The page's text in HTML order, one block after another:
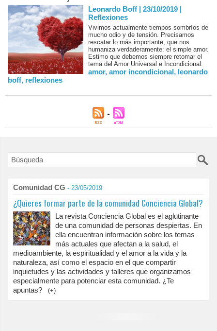
Leonardo Boff | 23/10/2019 |
Reflexiones
Vivimos actualmente tiempos sombríos de
mucho odio y de tensión. Precisamos
rescatar lo más importante, que nos
humaniza verdaderamente: el simple amor.
Estimo que debemos siempre retomar el
tema del Amor Universal e Incondicional.
amor,amor incondicional, leonardo
boff, reflexiones
Comunidad CG - 23/05/2019
¿Quieres formar parte de la comunidad Conciencia Global?
La revista Conciencia Global es el aglutinante
de una comunidad de personas despiertas. En
ella encuentran información sobre los temas
más actuales que afectan a la salud, el
medioambiente, la espiritualidad y el amor a la vida y la
naturaleza, así como el espacio en el que compartir
inquietudes y las actividades y talleres que organizamos
especialmente para potenciar esta comunidad. ¿Te
apuntas?
(+)